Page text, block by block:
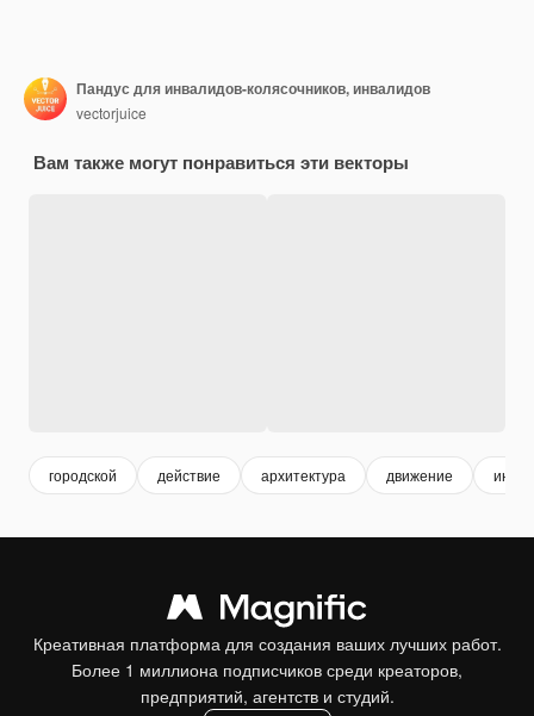
Пандус для инвалидов-колясочников, инвалидов
vectorjuice
Вам также могут понравиться эти векторы
городской действие архитектура движение
Креативная платформа для создания ваших лучших работ.
Более 1 миллиона подписчиков среди креаторов,
предприятий, агентств и студий.